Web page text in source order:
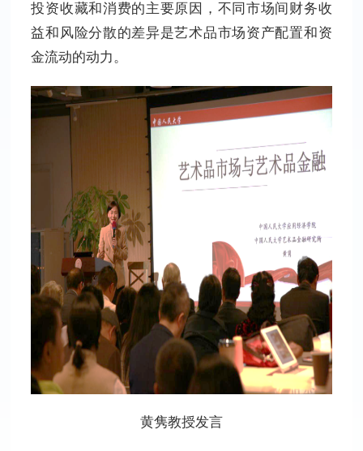
投资收藏和消费的主要原因，不同市场间财务收
益和风险分散的差异是艺术品市场资产配置和资
金流动的动力。
黄隽教授发言